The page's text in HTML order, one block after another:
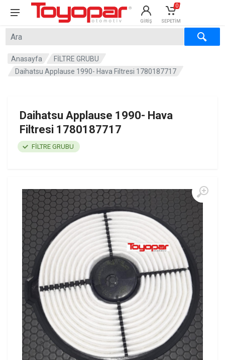
GIRIŞ
0
SEPETIM
×
×
Anasayfa
FİLTRE GRUBU
Daihatsu Applause 1990- Hava Filtresi 1780187717
Daihatsu Applause 1990- Hava
Filtresi 1780187717
FİLTRE GRUBU